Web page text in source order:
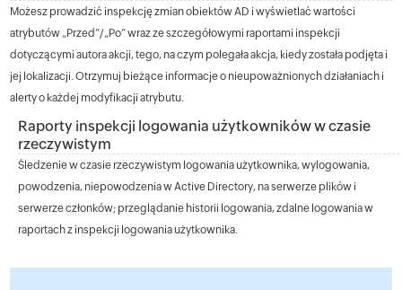
Możesz prowadzić inspekcję zmian obiektów AD i wyświetlać wartości
atrybutów „Przed”/„Po” wraz ze szczegółowymi raportami inspekcji
dotyczącymi autora akcji, tego, na czym polegała akcja, kiedy została podjęta i
jej lokalizacji. Otrzymuj bieżące informacje o nieupoważnionych działaniach i
alerty o każdej modyfikacji atrybutu.
Raporty inspekcji logowania użytkowników w czasie
rzeczywistym
Śledzenie w czasie rzeczywistym logowania użytkownika, wylogowania,
powodzenia, niepowodzenia w Active Directory, na serwerze plików i
serwerze członków; przeglądanie historii logowania, zdalne logowania w
raportach z inspekcji logowania użytkownika.